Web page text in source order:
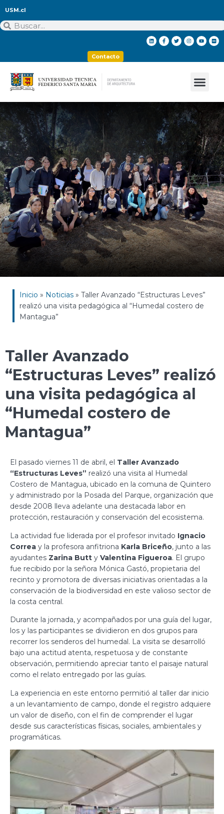
USM.cl
Contacto
Inicio » Noticias » Taller Avanzado “Estructuras Leves”
realizó una visita pedagógica al “Humedal costero de
Mantagua”
Taller Avanzado
“Estructuras Leves” realizó
una visita pedagógica al
“Humedal costero de
Mantagua”
El pasado viernes 11 de abril, el Taller Avanzado
“Estructuras Leves” realizó una visita al Humedal
Costero de Mantagua, ubicado en la comuna de Quintero
y administrado por la Posada del Parque, organización que
desde 2008 lleva adelante una destacada labor en
protección, restauración y conservación del ecosistema.
La actividad fue liderada por el profesor invitado Ignacio
Correa y la profesora anfitriona Karla Briceño, junto a las
ayudantes Zarina Butt y Valentina Figueroa. El grupo
fue recibido por la señora Mónica Gastó, propietaria del
recinto y promotora de diversas iniciativas orientadas a la
conservación de la biodiversidad en este valioso sector de
la costa central.
Durante la jornada, y acompañados por una guía del lugar,
los y las participantes se dividieron en dos grupos para
recorrer los senderos del humedal. La visita se desarrolló
bajo una actitud atenta, respetuosa y de constante
observación, permitiendo apreciar tanto el paisaje natural
como el relato entregado por las guías.
La experiencia en este entorno permitió al taller dar inicio
a un levantamiento de campo, donde el registro adquiere
un valor de diseño, con el fin de comprender el lugar
desde sus características físicas, sociales, ambientales y
programáticas.